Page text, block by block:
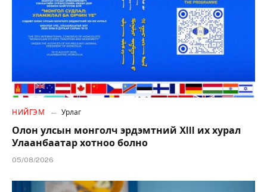
НИЙГЭМ Урлаг
Олон улсын монголч эрдэмтний XIII их хурал
Улаанбаатар хотноо болно
05/08/2026